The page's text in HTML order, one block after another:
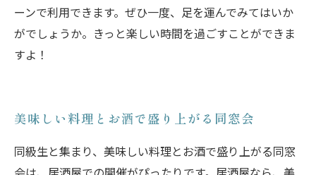
ーンで利用できます。ぜひ一度、足を運んでみてはいか
がでしょうか。きっと楽しい時間を過ごすことができま
すよ！
美味しい料理とお酒で盛り上がる同窓会
同級生と集まり、美味しい料理とお酒で盛り上がる同窓